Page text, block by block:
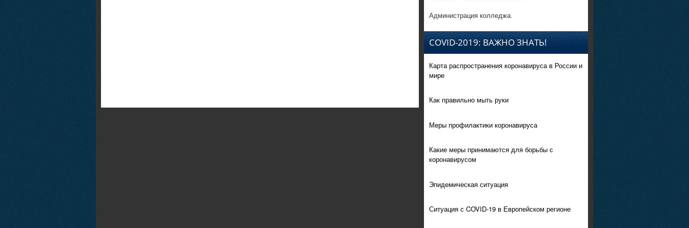
Администрация колледжа.
COVID-2019: ВАЖНО ЗНАТЬ!
Карта распространения коронавируса в России и
мире
Как правильно мыть руки
Меры профилактики коронавируса
Какие меры принимаются для борьбы с
коронавирусом
Эпидемическая ситуация
Ситуация с COVID-19 в Европейском регионе